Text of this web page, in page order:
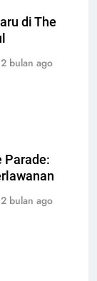
di The
2 bulan ago
Parade:
2 bulan ago